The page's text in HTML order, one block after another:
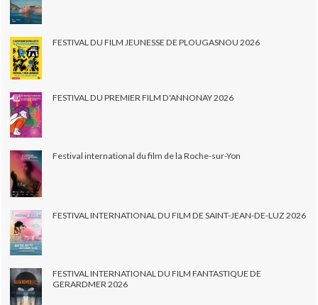
FESTIVAL DU FILM JEUNESSE DE PLOUGASNOU 2026
FESTIVAL DU PREMIER FILM D'ANNONAY 2026
Festival international du film de la Roche-sur-Yon
FESTIVAL INTERNATIONAL DU FILM DE SAINT-JEAN-DE-LUZ 2026
FESTIVAL INTERNATIONAL DU FILM FANTASTIQUE DE
GERARDMER 2026